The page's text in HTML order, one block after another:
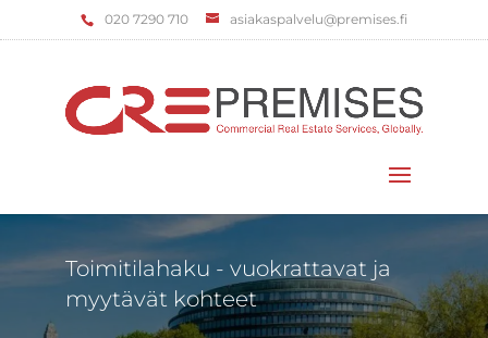
‌020 7290 710 asiakaspalvelu@premises.fi
Toimitilahaku - vuokrattavat ja
myytävät kohteet